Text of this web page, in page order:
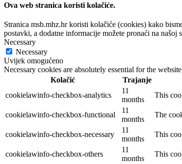
Ova web stranica koristi kolačiće.
Stranica msb.mhz.hr koristi kolačiće (cookies) kako
postavki, a dodatne informacije možete pronaći na našoj
Necessary
Necessary
Uvijek omogućeno
Necessary cookies are absolutely essential for the
Kolačić
Trajanje
cookielawinfo-checkbox-analytics
11
months
This
cookielawinfo-checkbox-functional
11
months
The
cookielawinfo-checkbox-necessary
11
months
This
cookielawinfo-checkbox-others
11
months
This